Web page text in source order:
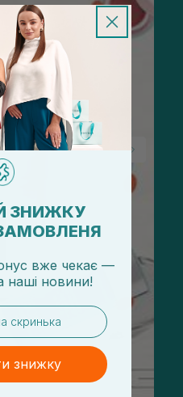
ЗНИЖКУ
вже чекає —
наші новини!
знижку